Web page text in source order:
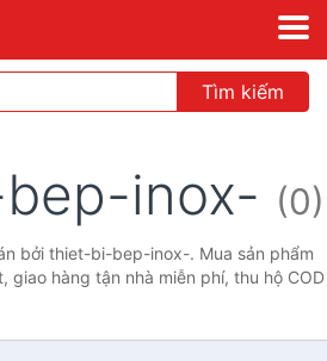
Tìm kiếm
inox- (0)
bởi thiet-bi-bep-inox-. Mua sản phẩm
giao hàng tận nhà miễn phí, thu hộ COD